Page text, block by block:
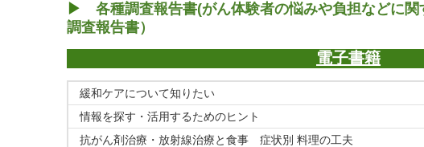
▶
各種調査報告書(がん体験者の悩みや負担などに
調査報告書）
電子書籍
緩和ケアについて知りたい
情報を探す・活用するためのヒント
抗がん剤治療・放射線治療と食事 症状別 料理の工夫